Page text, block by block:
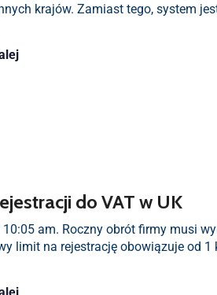
krajów. Zamiast tego, system
do VAT w UK
am. Roczny obrót firmy musi
limit na rejestrację obowiązuje od